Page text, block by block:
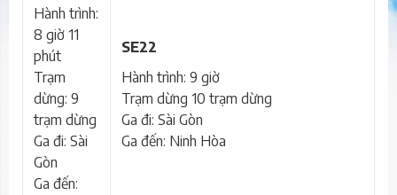
Hành trình:
8 giờ 11
phút
Trạm
dừng: 9
trạm dừng
Ga đi: Sài
Gòn
Ga đến:
SE22
Hành trình: 9 giờ
Trạm dừng 10 trạm dừng
Ga đi: Sài Gòn
Ga đến: Ninh Hòa